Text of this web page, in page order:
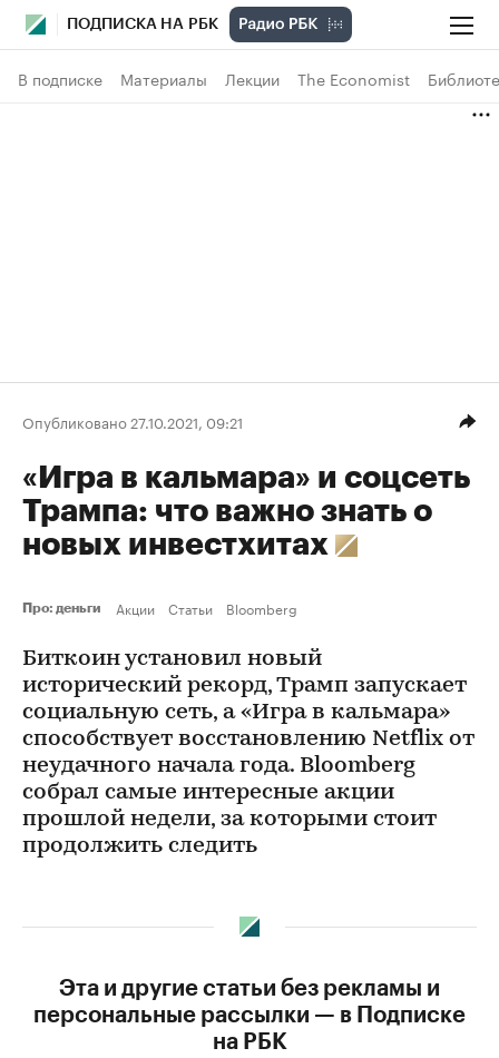
ПОДПИСКА НА РБК
В подписке Материалы Лекции The Economist
Опубликовано 27.10.2021, 09:21
«Игра в кальмара» и соцсеть
Трампа: что важно знать о
новых инвестхитах
Про: деньги Акции Статьи Bloomberg
Биткоин установил новый
исторический рекорд, Трамп запускает
социальную сеть, а «Игра в кальмара»
способствует восстановлению Netflix от
неудачного начала года. Bloomberg
собрал самые интересные акции
прошлой недели, за которыми стоит
продолжить следить
Эта и другие статьи без рекламы и
персональные рассылки — в Подписке
на РБК